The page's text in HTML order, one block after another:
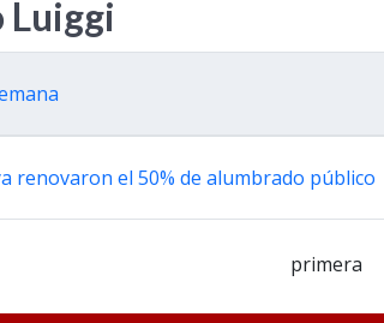
Luiggi
renovaron el 50% de alumbrado público
primera